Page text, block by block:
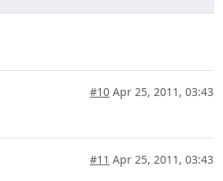
#10 Apr 25, 2011, 03:43
#11 Apr 25, 2011, 03:43